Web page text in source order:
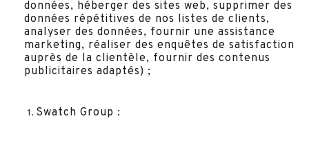
données, héberger des sites web, supprimer des
données répétitives de nos listes de clients,
analyser des données, fournir une assistance
marketing, réaliser des enquêtes de satisfaction
auprès de la clientèle, fournir des contenus
publicitaires adaptés) ;
Swatch Group :